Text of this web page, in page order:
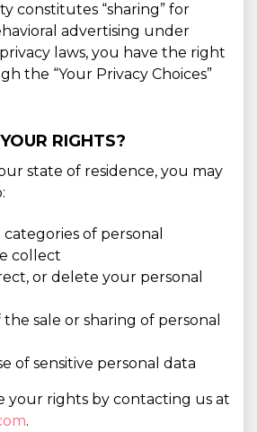
constitutes “sharing” for
advertising under
laws, you have the right
the “Your Privacy Choices”
RIGHTS?
state of residence, you may
of personal
collect
or delete your personal
sale or sharing of personal
of sensitive personal data
your rights by contacting us at
.